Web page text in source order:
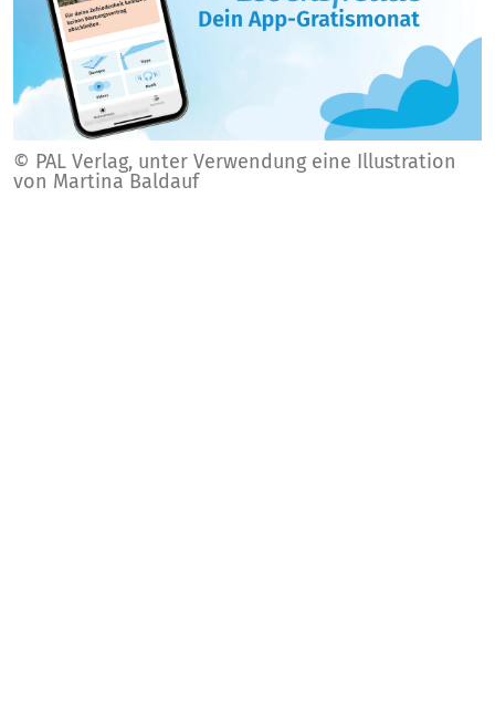
© PAL Verlag, unter Verwendung eine Illustration
von Martina Baldauf